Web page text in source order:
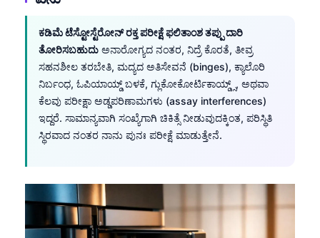
ಕಡಿಮೆ ಟೆಸ್ಟೋಸ್ಟೆರೋನ್ ರಕ್ತ ಪರೀಕ್ಷೆ ಫಲಿತಾಂಶ ತಪ್ಪು ದಾರಿ
ತೋರಿಸಬಹುದು ಅನಾರೋಗ್ಯದ ನಂತರ, ನಿದ್ರೆ ಕೊರತೆ, ತೀವ್ರ
ಸಹನಶೀಲ ತರಬೇತಿ, ಮದ್ಯದ ಅತಿಸೇವನೆ (binges), ಕ್ಯಾಲೊರಿ
ನಿರ್ಬಂಧ, ಓಪಿಯಾಯ್ಡ್ ಬಳಕೆ, ಗ್ಲುಕೋಕೋರ್ಟಿಕಾಯ್ಡ್ಸ್, ಅಥವಾ
ಕೆಲವು ಪರೀಕ್ಷಾ ಅಡ್ಡಪರಿಣಾಮಗಳು (assay interferences)
ಇದ್ದರೆ. ಸಾಮಾನ್ಯವಾಗಿ ಸಂಖ್ಯೆಗಾಗಿ ಚಿಕಿತ್ಸೆ ನೀಡುವುದಕ್ಕಿಂತ, ಪರಿಸ್ಥಿತಿ
ಸ್ಥಿರವಾದ ನಂತರ ನಾನು ಪುನಃ ಪರೀಕ್ಷೆ ಮಾಡುತ್ತೇನೆ.
Bahasa Melayu
Tiếng Việt
ဗမာစာ
ភាសាខ្មែរ
Kiswahili
Українська